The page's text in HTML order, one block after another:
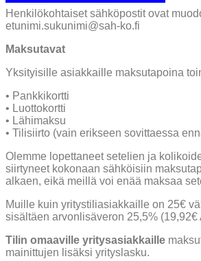
Henkilökohtaiset sähköpostit ovat
etunimi.sukunimi@sah-ko.fi
Maksutavat
Yksityisille asiakkaille maksutapoina
• Pankkikortti
• Luottokortti
• Lähimaksu
• Tilisiirto (vain erikseen sovittaessa
Olemme lopettaneet setelien ja
siirtyneet kokonaan sähköisiin
alkaen, eikä meillä voi enää maksaa
Muille kuin yritystiliasiakkaille on 25€
sisältäen arvonlisäveron 25,5% (19,92€
Tilin omaaville yritysasiakkaille
mainittujen lisäksi yrityslasku.